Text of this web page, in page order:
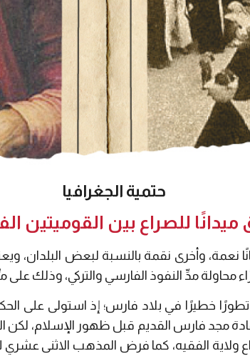
حتمية الجغرافيا
للصراع بين القوميتين
نعمة، وأخرى نقمة بالنسبة لبعض البلدان،
محاولة مدِّ النفوذ الفارسي والتركي، وذلك على مرِّ
خطيرًا في بلاد فارس؛ إذ استولى على
مجد فارس القديم قبل ظهور الإسلام، لكن
ولاية الفقيه، كما فرض المذهب الاثنى